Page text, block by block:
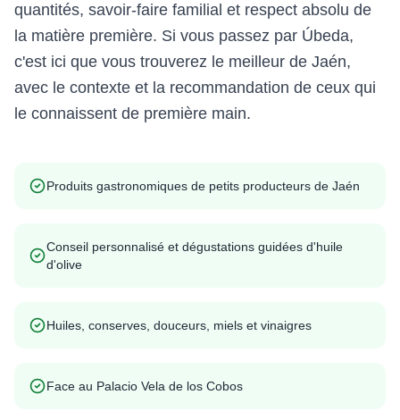
quantités, savoir-faire familial et respect absolu de
la matière première. Si vous passez par Úbeda,
c'est ici que vous trouverez le meilleur de Jaén,
avec le contexte et la recommandation de ceux qui
le connaissent de première main.
Produits gastronomiques de petits producteurs de Jaén
Conseil personnalisé et dégustations guidées d'huile
d'olive
Huiles, conserves, douceurs, miels et vinaigres
Face au Palacio Vela de los Cobos